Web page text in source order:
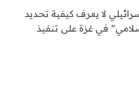
لا يعرف كيفية تحديد
في غزة على تنفيذ